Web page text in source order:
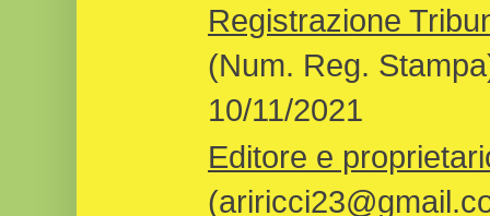
Registrazione
(Num. Reg.
10/11/2021
Editore e